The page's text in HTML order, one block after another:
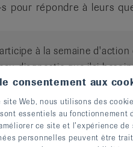
pour répondre à leurs
à la semaine
diagnostic que j'ai
sais maintenant tout ce
chez le médecin.
consentement aux
site Web, nous utilisons des
essentiels au fonctionnement
ce site et l’expérience
personnelles peuvent être